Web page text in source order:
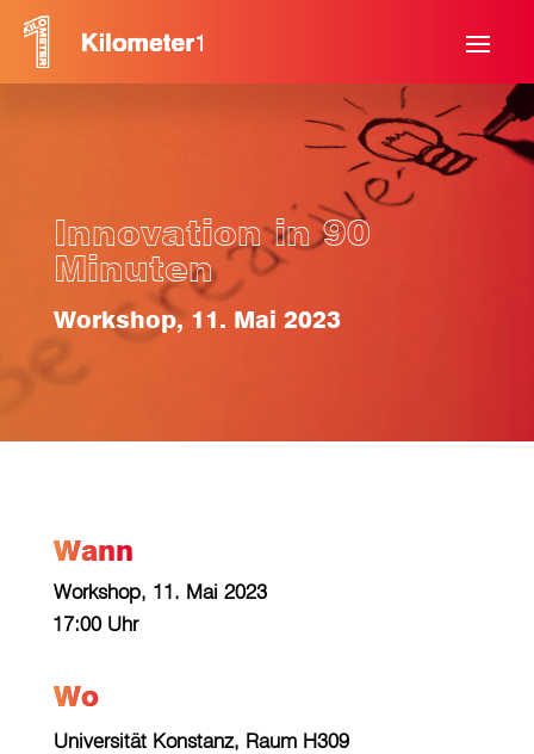
Innovation in 90
Minuten
Workshop, 11. Mai 2023
Wann
Workshop, 11. Mai 2023
17:00 Uhr
Wo
Universität Konstanz, Raum H309